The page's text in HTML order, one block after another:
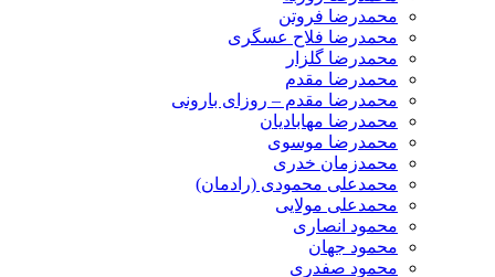
محمدرضا فروتن
محمدرضا فلاح عسگری
محمدرضا گلزار
محمدرضا مقدم
محمدرضا مقدم – روزای بارونی
محمدرضا مهابادیان
محمدرضا موسوی
محمدزمان خدری
محمدعلی محمودی (رادمان)
محمدعلی مولایی
محمود انصاری
محمود جهان
محمود صفدری